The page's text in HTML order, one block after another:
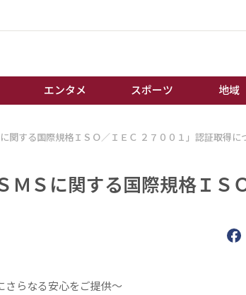
エンタメ スポーツ 地域
誰もが輝いて働く社会へ
オートレース
関する国際規格ＩＳＯ／ＩＥＣ ２７００１」認証取得に
ＭＳに関する国際規格ＩＳ
さらなる安心をご提供～